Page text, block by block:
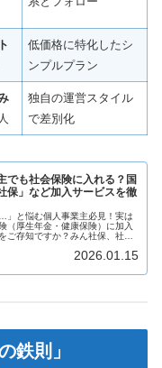
低価格に特化したシ
ンプルプラン
独自の運営スタイル
で差別化
でも社会保険に入れる？国
保」など加入サービスを徹
」と悩む個人事業主必見！実は
（厚生年金・健康保険）に加入
ご存知ですか？みん社保、社保
税したい方は要チェックです。
2026.01.15
鉄則」